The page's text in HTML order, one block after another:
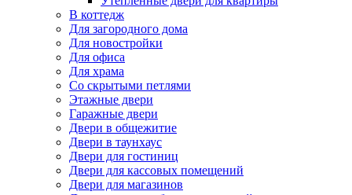
В коттедж
Для загородного дома
Для новостройки
Для офиса
Для храма
Со скрытыми петлями
Этажные двери
Гаражные двери
Двери в общежитие
Двери в таунхаус
Двери для гостиниц
Двери для кассовых помещений
Двери для магазинов